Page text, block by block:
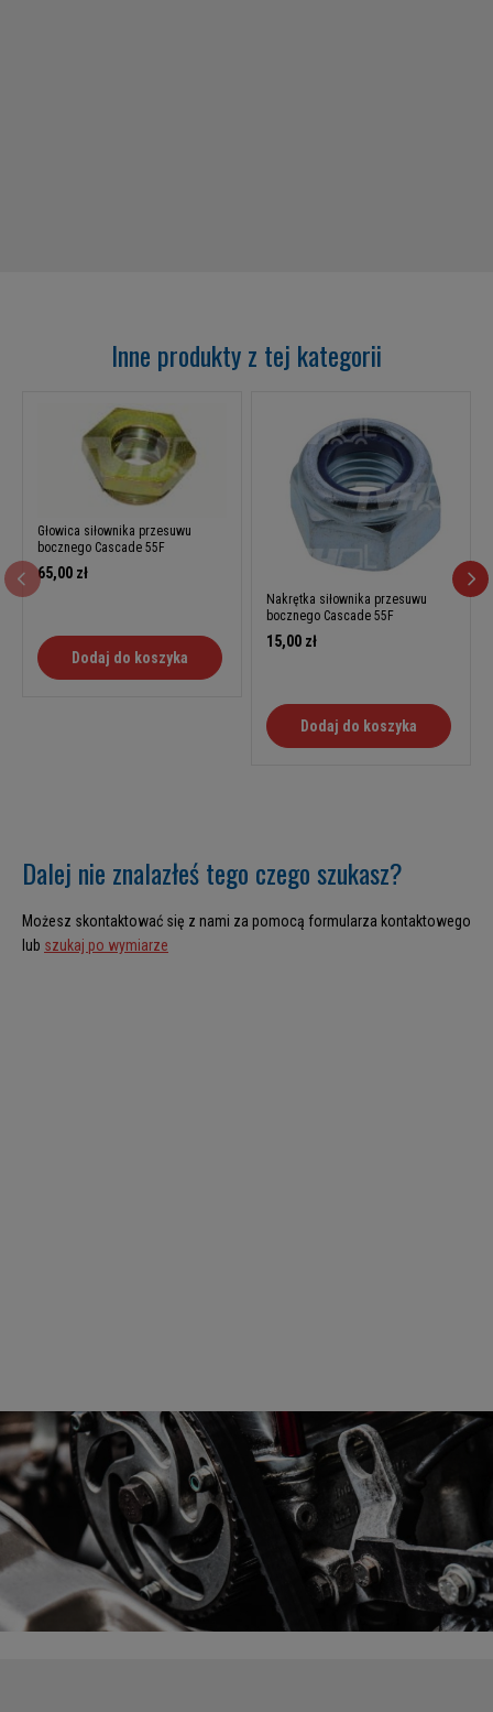
Inne produkty z tej kategorii
Głowica siłownika przesuwu
bocznego Cascade 55F
65,00 zł
Dodaj do koszyka
Nakrętka siłownika przesuwu
bocznego Cascade 55F
15,00 zł
Dodaj do koszyka
Dalej nie znalazłeś tego czego szukasz?
Możesz skontaktować się z nami za pomocą formularza kontaktowego
lub szukaj po wymiarze